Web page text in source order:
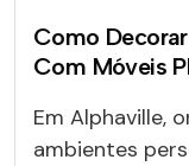
Como
Com Móveis
Em Alphaville,
ambientes